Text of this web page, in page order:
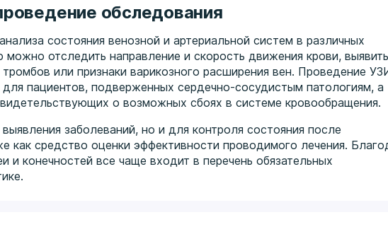
обследования
состояния венозной и артериальной систем в различных
отследить направление и скорость движения крови, выявить
или признаки варикозного расширения вен. Проведение
пациентов, подверженных сердечно-сосудистым патологиям, а
о возможных сбоях в системе кровообращения.
заболеваний, но и для контроля состояния после
как средство оценки эффективности проводимого лечения.
и конечностей все чаще входит в перечень обязательных